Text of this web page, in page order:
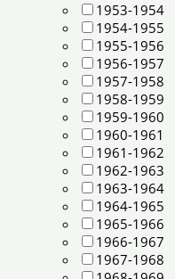
1953-1954
1954-1955
1955-1956
1956-1957
1957-1958
1958-1959
1959-1960
1960-1961
1961-1962
1962-1963
1963-1964
1964-1965
1965-1966
1966-1967
1967-1968